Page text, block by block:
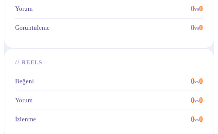
Yorum 0vs0
Görüntüleme 0vs0
// REELS
Beğeni 0vs0
Yorum 0vs0
İzlenme 0vs0